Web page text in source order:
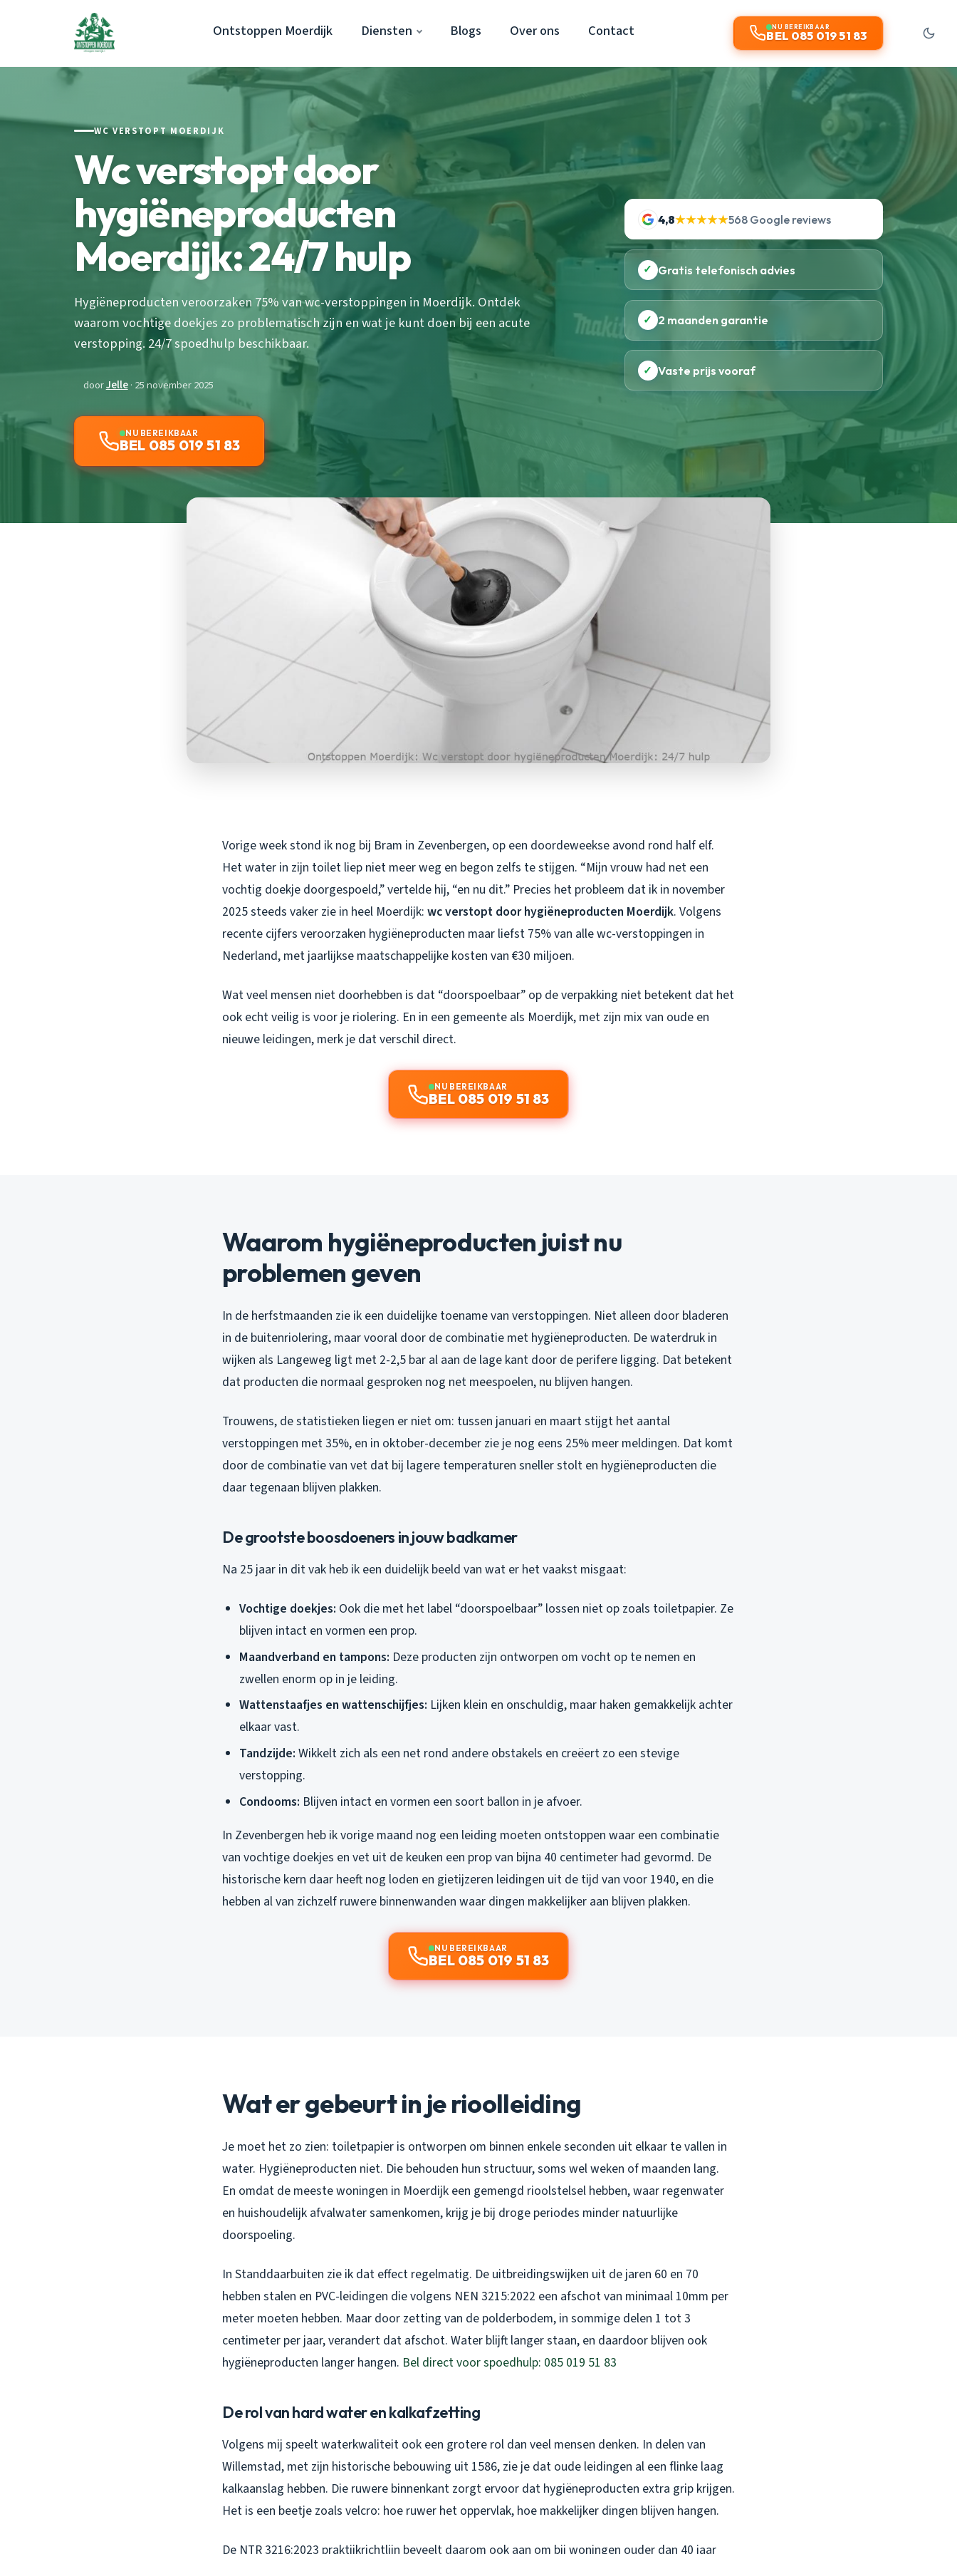
Ontstoppen Moerdijk Diensten Blogs Over ons Contact NU BEREIKBAAR
BEL 085 019 51 83
WC VERSTOPT MOERDIJK
Wc verstopt door
hygiëneproducten
Moerdijk: 24/7 hulp
Hygiëneproducten veroorzaken 75% van wc-verstoppingen in Moerdijk. Ontdek
waarom vochtige doekjes zo problematisch zijn en wat je kunt doen bij een acute
verstopping. 24/7 spoedhulp beschikbaar.
doorJelle· 25 november 2025
NU BEREIKBAAR
BEL 085 019 51 83
4,8★★★★★568 Google reviews
✓ Gratis telefonisch advies
✓ 2 maanden garantie
✓ Vaste prijs vooraf
Vorige week stond ik nog bij Bram in Zevenbergen, op een doordeweekse avond rond half elf.
Het water in zijn toilet liep niet meer weg en begon zelfs te stijgen. “Mijn vrouw had net een
vochtig doekje doorgespoeld,” vertelde hij, “en nu dit.” Precies het probleem dat ik in november
2025 steeds vaker zie in heel Moerdijk: wc verstopt door hygiëneproducten Moerdijk. Volgens
recente cijfers veroorzaken hygiëneproducten maar liefst 75% van alle wc-verstoppingen in
Nederland, met jaarlijkse maatschappelijke kosten van €30 miljoen.
Wat veel mensen niet doorhebben is dat “doorspoelbaar” op de verpakking niet betekent dat het
ook echt veilig is voor je riolering. En in een gemeente als Moerdijk, met zijn mix van oude en
nieuwe leidingen, merk je dat verschil direct.
NU BEREIKBAAR
BEL 085 019 51 83
Waarom hygiëneproducten juist nu
problemen geven
In de herfstmaanden zie ik een duidelijke toename van verstoppingen. Niet alleen door bladeren
in de buitenriolering, maar vooral door de combinatie met hygiëneproducten. De waterdruk in
wijken als Langeweg ligt met 2-2,5 bar al aan de lage kant door de perifere ligging. Dat betekent
dat producten die normaal gesproken nog net meespoelen, nu blijven hangen.
Trouwens, de statistieken liegen er niet om: tussen januari en maart stijgt het aantal
verstoppingen met 35%, en in oktober-december zie je nog eens 25% meer meldingen. Dat komt
door de combinatie van vet dat bij lagere temperaturen sneller stolt en hygiëneproducten die
daar tegenaan blijven plakken.
De grootste boosdoeners in jouw badkamer
Na 25 jaar in dit vak heb ik een duidelijk beeld van wat er het vaakst misgaat:
Vochtige doekjes: Ook die met het label “doorspoelbaar” lossen niet op zoals toiletpapier. Ze
blijven intact en vormen een prop.
Maandverband en tampons: Deze producten zijn ontworpen om vocht op te nemen en
zwellen enorm op in je leiding.
Wattenstaafjes en wattenschijfjes: Lijken klein en onschuldig, maar haken gemakkelijk achter
elkaar vast.
Tandzijde: Wikkelt zich als een net rond andere obstakels en creëert zo een stevige
verstopping.
Condooms: Blijven intact en vormen een soort ballon in je afvoer.
In Zevenbergen heb ik vorige maand nog een leiding moeten ontstoppen waar een combinatie
van vochtige doekjes en vet uit de keuken een prop van bijna 40 centimeter had gevormd. De
historische kern daar heeft nog loden en gietijzeren leidingen uit de tijd van voor 1940, en die
hebben al van zichzelf ruwere binnenwanden waar dingen makkelijker aan blijven plakken.
NU BEREIKBAAR
BEL 085 019 51 83
Wat er gebeurt in je rioolleiding
Je moet het zo zien: toiletpapier is ontworpen om binnen enkele seconden uit elkaar te vallen in
water. Hygiëneproducten niet. Die behouden hun structuur, soms wel weken of maanden lang.
En omdat de meeste woningen in Moerdijk een gemengd rioolstelsel hebben, waar regenwater
en huishoudelijk afvalwater samenkomen, krijg je bij droge periodes minder natuurlijke
doorspoeling.
In Standdaarbuiten zie ik dat effect regelmatig. De uitbreidingswijken uit de jaren 60 en 70
hebben stalen en PVC-leidingen die volgens NEN 3215:2022 een afschot van minimaal 10mm per
meter moeten hebben. Maar door zetting van de polderbodem, in sommige delen 1 tot 3
centimeter per jaar, verandert dat afschot. Water blijft langer staan, en daardoor blijven ook
hygiëneproducten langer hangen. Bel direct voor spoedhulp: 085 019 51 83
De rol van hard water en kalkafzetting
Volgens mij speelt waterkwaliteit ook een grotere rol dan veel mensen denken. In delen van
Willemstad, met zijn historische bebouwing uit 1586, zie je dat oude leidingen al een flinke laag
kalkaanslag hebben. Die ruwere binnenkant zorgt ervoor dat hygiëneproducten extra grip krijgen.
Het is een beetje zoals velcro: hoe ruwer het oppervlak, hoe makkelijker dingen blijven hangen.
De NTR 3216:2023 praktijkrichtlijn beveelt daarom ook aan om bij woningen ouder dan 40 jaar